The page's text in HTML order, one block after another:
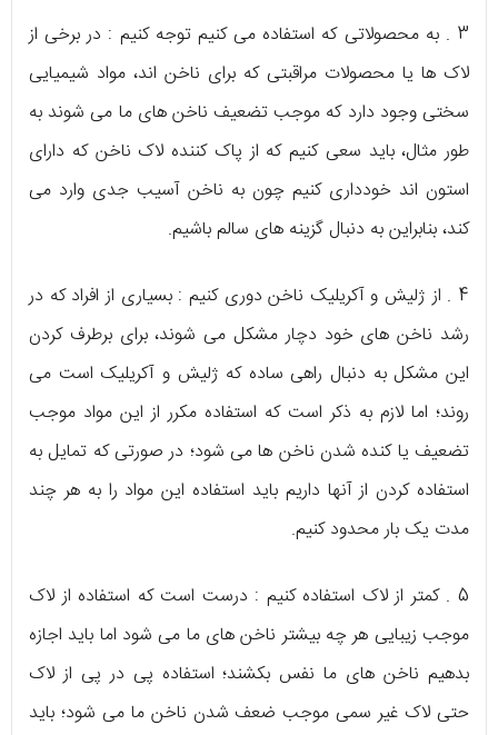
3 . به محصولاتی که استفاده می کنیم توجه کنیم : در برخی از
لاک ها یا محصولات مراقبتی که برای ناخن اند، مواد شیمیایی
سختی وجود دارد که موجب تضعیف ناخن های ما می شوند به
طور مثال، باید سعی کنیم که از پاک کننده لاک ناخن که دارای
استون اند خودداری کنیم چون به ناخن آسیب جدی وارد می
کند، بنابراین به دنبال گزینه های سالم باشیم.
4 . از ژلیش و آکریلیک ناخن دوری کنیم : بسیاری از افراد که در
رشد ناخن های خود دچار مشکل می شوند، برای برطرف کردن
این مشکل به دنبال راهی ساده که ژلیش و آکریلیک است می
روند؛ اما لازم به ذکر است که استفاده مکرر از این مواد موجب
تضعیف یا کنده شدن ناخن ها می شود؛ در صورتی که تمایل به
استفاده کردن از آنها داریم باید استفاده این مواد را به هر چند
مدت یک بار محدود کنیم.
5 . کمتر از لاک استفاده کنیم : درست است که استفاده از لاک
موجب زیبایی هر چه بیشتر ناخن های ما می شود اما باید اجازه
بدهیم ناخن های ما نفس بکشند؛ استفاده پی در پی از لاک
حتی لاک غیر سمی موجب ضعف شدن ناخن ما می شود؛ باید